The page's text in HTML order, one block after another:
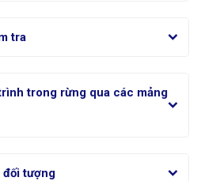
tra
trong rừng qua các mảng
đối tượng